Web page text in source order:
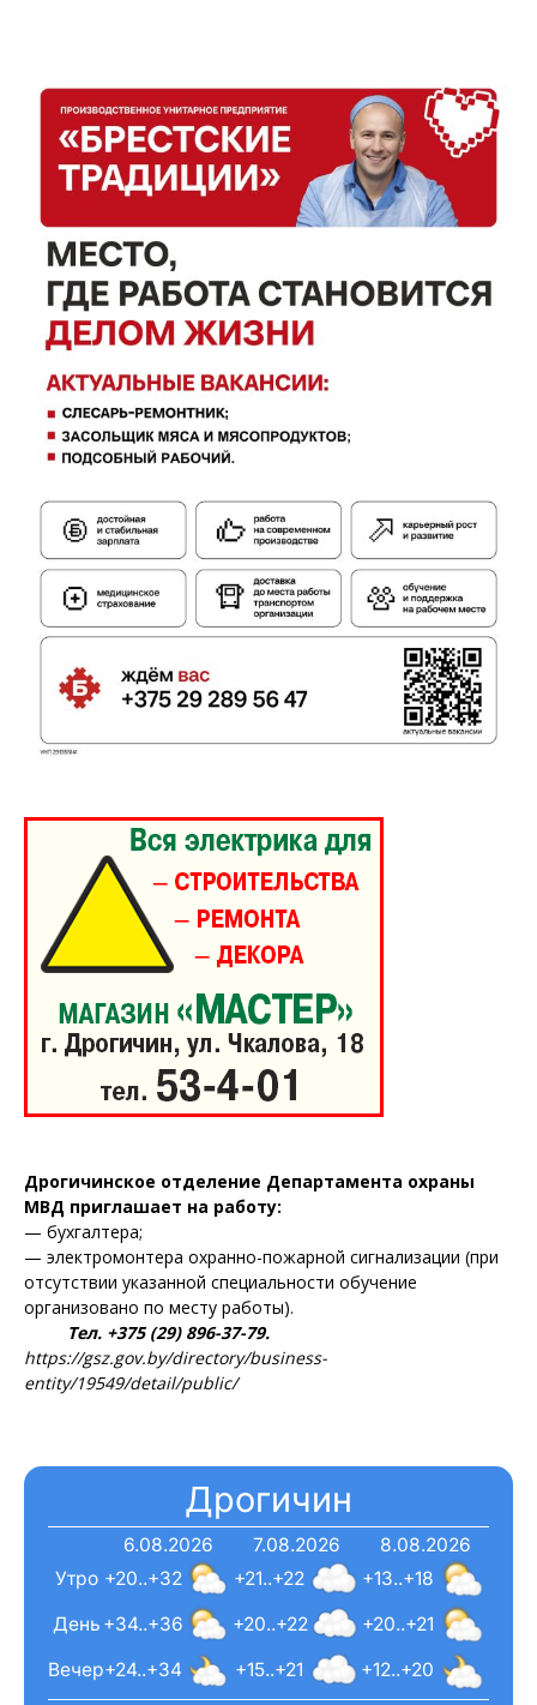
Дрогичинское отделение Департамента охраны
МВД приглашает на работу:
— бухгалтера;
— электромонтера охранно-пожарной сигнализации (при
отсутствии указанной специальности обучение
организовано по месту работы).
Тел. +375 (29) 896-37-79.
https://gsz.gov.by/directory/business-
entity/19549/detail/public/
Дрогичин
6.08.2026
+20..+32
+34..+36
+24..+34
7.08.2026
+21..+22
+20..+22
+15..+21
8.08.2026
+13..+18
+20..+21
+12..+20
Вечер
День
Утро